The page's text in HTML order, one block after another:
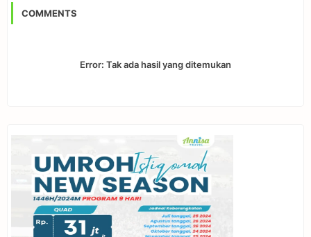
COMMENTS
Error: Tak ada hasil yang ditemukan